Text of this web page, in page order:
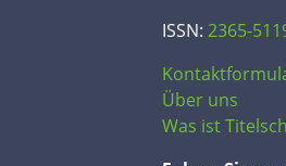
ISSN: 2365-
Über uns
Was ist